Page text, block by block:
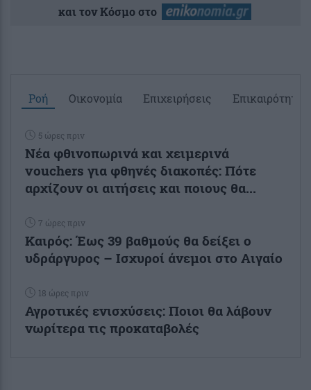
και τον Κόσμο στο
Ροή Οικονομία Επιχειρήσεις Επικαιρότητα
5 ώρες πριν
Νέα φθινοπωρινά και χειμερινά
vouchers για φθηνές διακοπές: Πότε
αρχίζουν οι αιτήσεις και ποιους θα...
7 ώρες πριν
Καιρός: Έως 39 βαθμούς θα δείξει ο
υδράργυρος – Ισχυροί άνεμοι στο Αιγαίο
18 ώρες πριν
Αγροτικές ενισχύσεις: Ποιοι θα λάβουν
νωρίτερα τις προκαταβολές